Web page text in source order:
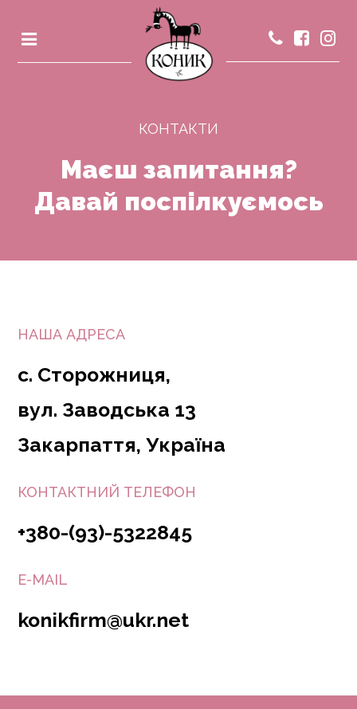
КОНТАКТИ
Маєш запитання?
Давай поспілкуємось
НАША АДРЕСА
с. Сторожниця,
вул. Заводська 13
Закарпаття, Україна
КОНТАКТНИЙ ТЕЛЕФОН
+380-(93)-5322845
E-MAIL
konikfirm@ukr.net